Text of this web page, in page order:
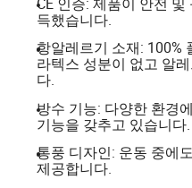
득했습니다.
항알레르기 소재: 100%
라텍스 성분이 없고 알
다.
방수 기능: 다양한 환경
기능을 갖추고 있습니다.
통풍 디자인: 운동 중에
제공합니다.